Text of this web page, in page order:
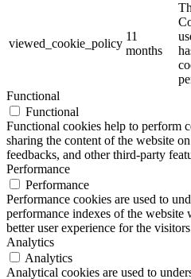
viewed_cookie_policy
11
months
Functional
Functional
Functional cookies help to perform
sharing the content of the website
feedbacks, and other third-party
Performance
Performance
Performance cookies are used to
performance indexes of the
better user experience for the
Analytics
Analytics
Analytical cookies are used to